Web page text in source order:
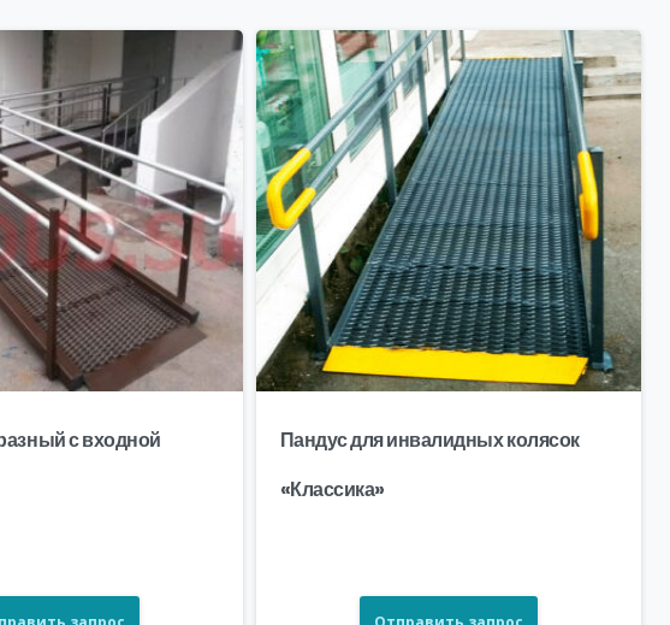
с входной
Пандус для инвалидных колясок
«Классика»